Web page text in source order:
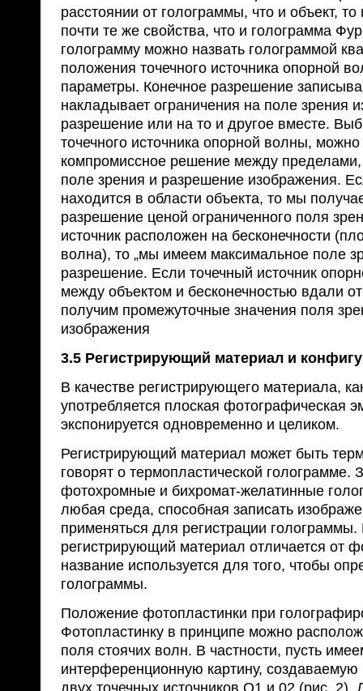
расстоянии от голограммы, что и объект,
почти те же свойства, что и голограмма
голограмму можно назвать голограммой
положения точечного источника опорной
параметры. Конечное разрешение
накладывает ограничения на поле зрения
разрешение или на то и другое вместе.
точечного источника опорной волны, можно
компромиссное решение между
поле зрения и разрешение изображения.
находится в области объекта, то мы
разрешение ценой ограниченного поля
источник расположен на бесконечности
волна), то „мы имеем максимальное поле
разрешение. Если точечный источник
между объектом и бесконечностью вдали
получим промежуточные значения поля
изображения
3.5 Регистрирующий материал и
В качестве регистрирующего материала,
употребляется плоская фотографическая
экспонируется одновременно и целиком.
Регистрирующий материал может быть
говорят о термопластической голограмме.
фотохромные и бихромат-желатинные
любая среда, способная записать
применяться для регистрации голограммы.
регистрирующий материал отличается от
название используется для того, чтобы
голограммы.
Положение фотопластинки при
Фотопластинку в принципе можно
поля стоячих волн. В частности, пусть
интерференционную картину, создаваемую
двух точечных источников О1 и 02 (рис. 2).